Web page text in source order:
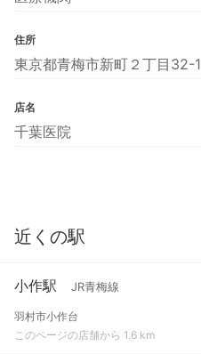
住所
東京都青梅市新町２丁目32-1
店名
千葉医院
近くの駅
小作駅 JR青梅線
羽村市小作台
このページの店舗から 1.6 km